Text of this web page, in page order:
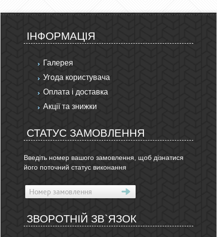
ІНФОРМАЦІЯ
Галерея
Угода користувача
Оплата і доставка
Акції та знижки
СТАТУС ЗАМОВЛЕННЯ
Введіть номер вашого замовлення, щоб дізнатися
його поточний статус виконання
ЗВОРОТНІЙ ЗВ`ЯЗОК